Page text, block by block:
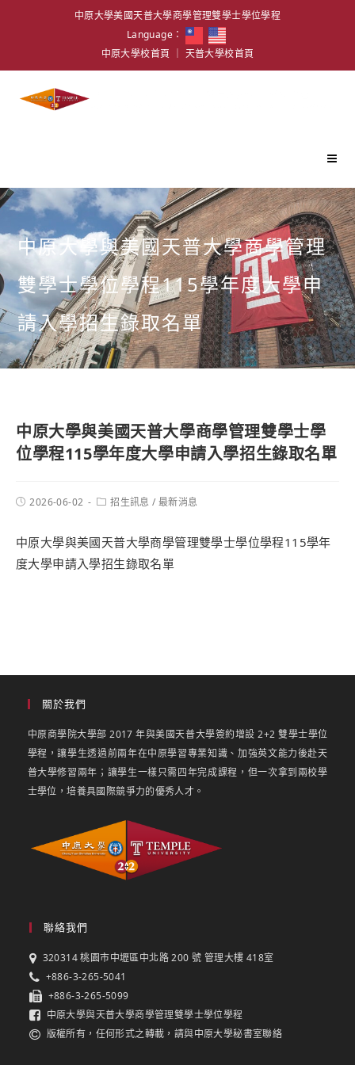
中原大學美國天普大學商學管理雙學士學位學程
Language：
中原大學校首頁
天普大學校首頁
中原大學與美國天普大學商學管理
雙學士學位學程115學年度大學申
請入學招生錄取名單
中原大學與美國天普大學商學管理雙學士學
位學程115學年度大學申請入學招生錄取名單
2026-06-02 招生訊息 / 最新消息
中原大學與美國天普大學商學管理雙學士學位學程115學年
度大學申請入學招生錄取名單
關於我們
中原商學院大學部 2017 年與美國天普大學簽約增設 2+2 雙學士學位
學程，讓學生透過前兩年在中原學習專業知識、加強英文能力後赴天
普大學修習兩年；讓學生一樣只需四年完成課程，但一次拿到兩校學
士學位，培養具國際競爭力的優秀人才。
聯絡我們
320314 桃園市中壢區中北路 200 號 管理大樓 418室
+886-3-265-5041
+886-3-265-5099
中原大學與天普大學商學管理雙學士學位學程
版權所有，任何形式之轉載，請與中原大學秘書室聯絡